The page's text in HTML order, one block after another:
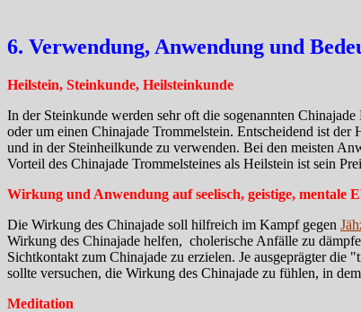
6. Verwendung, Anwendung und
Heilstein, Steinkunde, Heilsteinkunde
In der Steinkunde werden sehr oft die sogenannten
oder um einen Chinajade Trommelstein. Entscheidend ist
und in der Steinheilkunde zu verwenden. Bei den meisten
Vorteil des Chinajade Trommelsteines als Heilstein ist sein
Wirkung und Anwendung auf seelisch, geistige, mentale
Die Wirkung des Chinajade soll hilfreich im Kampf gegen
Wirkung des Chinajade helfen, cholerische Anfälle zu
Sichtkontakt zum Chinajade zu erzielen. Je ausgeprägter
sollte versuchen, die Wirkung des Chinajade zu fühlen, in
Meditation